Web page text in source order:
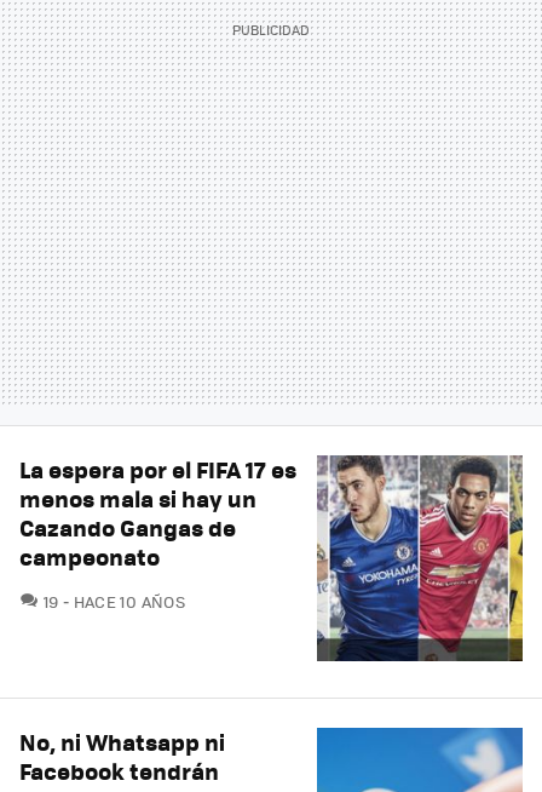
La espera por el FIFA 17 es
menos mala si hay un
Cazando Gangas de
campeonato
19 COMENTARIOS
HACE 10 AÑOS
No, ni Whatsapp ni
Facebook tendrán